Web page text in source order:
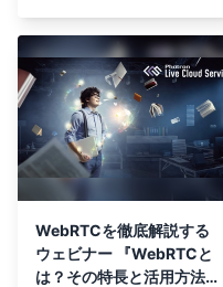
WebRTCを徹底解説する
ウェビナー 『WebRTCと
は？その特長と活用方法を